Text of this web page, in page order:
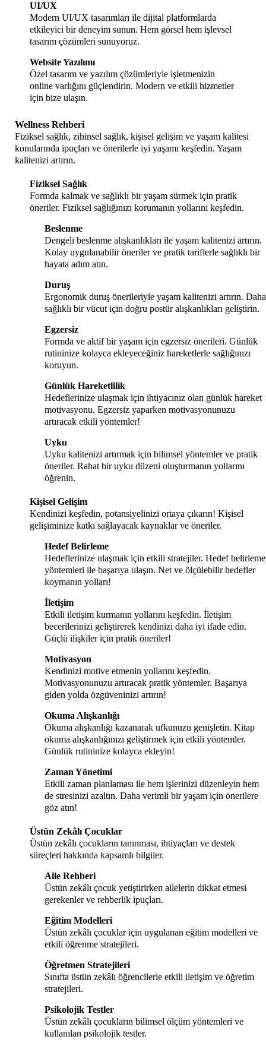
UI/UX
Modern UI/UX tasarımları ile dijital platformlarda
etkileyici bir deneyim sunun. Hem görsel hem işlevsel
tasarım çözümleri sunuyoruz.
Website Yazılımı
Özel tasarım ve yazılım çözümleriyle işletmenizin
online varlığını güçlendirin. Modern ve etkili hizmetler
için bize ulaşın.
Wellness Rehberi
Fiziksel sağlık, zihinsel sağlık, kişisel gelişim ve yaşam kalitesi
konularında ipuçları ve önerilerle iyi yaşamı keşfedin. Yaşam
kalitenizi artırın.
Fiziksel Sağlık
Formda kalmak ve sağlıklı bir yaşam sürmek için pratik
öneriler. Fiziksel sağlığınızı korumanın yollarını keşfedin.
Beslenme
Dengeli beslenme alışkanlıkları ile yaşam kalitenizi artırın.
Kolay uygulanabilir öneriler ve pratik tariflerle sağlıklı bir
hayata adım atın.
Duruş
Ergonomik duruş önerileriyle yaşam kalitenizi artırın. Daha
sağlıklı bir vücut için doğru postür alışkanlıkları geliştirin.
Egzersiz
Formda ve aktif bir yaşam için egzersiz önerileri. Günlük
rutininize kolayca ekleyeceğiniz hareketlerle sağlığınızı
koruyun.
Günlük Hareketlilik
Hedeflerinize ulaşmak için ihtiyacınız olan günlük hareket
motivasyonu. Egzersiz yaparken motivasyonunuzu
artıracak etkili yöntemler!
Uyku
Uyku kalitenizi artırmak için bilimsel yöntemler ve pratik
öneriler. Rahat bir uyku düzeni oluşturmanın yollarını
öğrenin.
Kişisel Gelişim
Kendinizi keşfedin, potansiyelinizi ortaya çıkarın! Kişisel
gelişiminize katkı sağlayacak kaynaklar ve öneriler.
Hedef Belirleme
Hedeflerinize ulaşmak için etkili stratejiler. Hedef belirleme
yöntemleri ile başarıya ulaşın. Net ve ölçülebilir hedefler
koymanın yolları!
İletişim
Etkili iletişim kurmanın yollarını keşfedin. İletişim
becerilerinizi geliştirerek kendinizi daha iyi ifade edin.
Güçlü ilişkiler için pratik öneriler!
Motivasyon
Kendinizi motive etmenin yollarını keşfedin.
Motivasyonunuzu artıracak pratik yöntemler. Başarıya
giden yolda özgüveninizi artırın!
Okuma Alışkanlığı
Okuma alışkanlığı kazanarak ufkunuzu genişletin. Kitap
okuma alışkanlığınızı geliştirmek için etkili yöntemler.
Günlük rutininize kolayca ekleyin!
Zaman Yönetimi
Etkili zaman planlaması ile hem işlerinizi düzenleyin hem
de stresinizi azaltın. Daha verimli bir yaşam için önerilere
göz atın!
Üstün Zekâlı Çocuklar
Üstün zekâlı çocukların tanınması, ihtiyaçları ve destek
süreçleri hakkında kapsamlı bilgiler.
Aile Rehberi
Üstün zekâlı çocuk yetiştirirken ailelerin dikkat etmesi
gerekenler ve rehberlik ipuçları.
Eğitim Modelleri
Üstün zekâlı çocuklar için uygulanan eğitim modelleri ve
etkili öğrenme stratejileri.
Öğretmen Stratejileri
Sınıfta üstün zekâlı öğrencilerle etkili iletişim ve öğretim
stratejileri.
Psikolojik Testler
Üstün zekâlı çocukların bilimsel ölçüm yöntemleri ve
kullanılan psikolojik testler.